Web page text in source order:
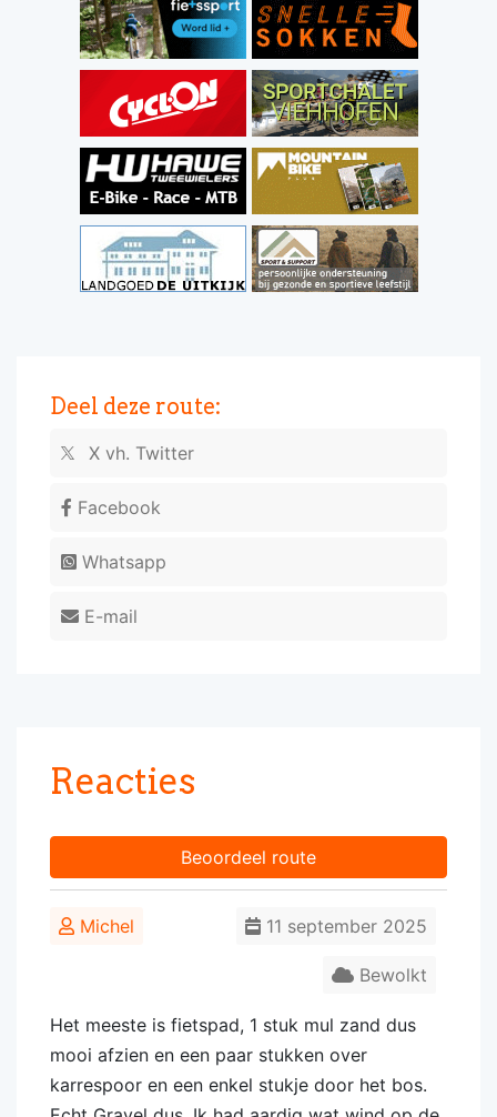
Deel deze route:
X vh. Twitter
Facebook
Whatsapp
E-mail
Reacties
Beoordeel route
Michel 11 september 2025
Bewolkt
Het meeste is fietspad, 1 stuk mul zand dus
mooi afzien en een paar stukken over
karrespoor en een enkel stukje door het bos.